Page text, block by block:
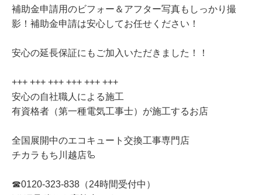
補助金申請用のビフォー＆アフター写真もしっかり撮
影！補助金申請は安心してお任せください！
安心の延長保証にもご加入いただきました！！
+++ +++ +++ +++ +++ +++
安心の自社職人による施工
有資格者（第一種電気工事士）が施工するお店
全国展開中のエコキュート交換工事専門店
チカラもち川越店🦾
☎0120-323-838（24時間受付中）